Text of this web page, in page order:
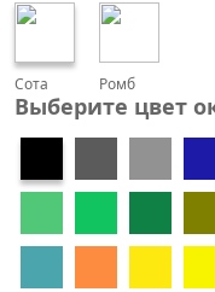
Сота Ромб
Выберите цвет